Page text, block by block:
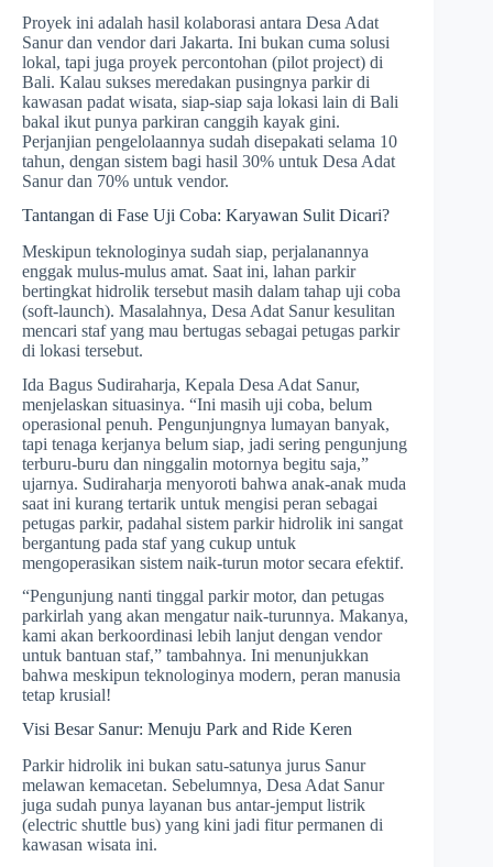
Proyek ini adalah hasil kolaborasi antara Desa Adat
Sanur dan vendor dari Jakarta. Ini bukan cuma solusi
lokal, tapi juga proyek percontohan (pilot project) di
Bali. Kalau sukses meredakan pusingnya parkir di
kawasan padat wisata, siap-siap saja lokasi lain di Bali
bakal ikut punya parkiran canggih kayak gini.
Perjanjian pengelolaannya sudah disepakati selama 10
tahun, dengan sistem bagi hasil 30% untuk Desa Adat
Sanur dan 70% untuk vendor.
Tantangan di Fase Uji Coba: Karyawan Sulit Dicari?
Meskipun teknologinya sudah siap, perjalanannya
enggak mulus-mulus amat. Saat ini, lahan parkir
bertingkat hidrolik tersebut masih dalam tahap uji coba
(soft-launch). Masalahnya, Desa Adat Sanur kesulitan
mencari staf yang mau bertugas sebagai petugas parkir
di lokasi tersebut.
Ida Bagus Sudiraharja, Kepala Desa Adat Sanur,
menjelaskan situasinya. “Ini masih uji coba, belum
operasional penuh. Pengunjungnya lumayan banyak,
tapi tenaga kerjanya belum siap, jadi sering pengunjung
terburu-buru dan ninggalin motornya begitu saja,”
ujarnya. Sudiraharja menyoroti bahwa anak-anak muda
saat ini kurang tertarik untuk mengisi peran sebagai
petugas parkir, padahal sistem parkir hidrolik ini sangat
bergantung pada staf yang cukup untuk
mengoperasikan sistem naik-turun motor secara efektif.
“Pengunjung nanti tinggal parkir motor, dan petugas
parkirlah yang akan mengatur naik-turunnya. Makanya,
kami akan berkoordinasi lebih lanjut dengan vendor
untuk bantuan staf,” tambahnya. Ini menunjukkan
bahwa meskipun teknologinya modern, peran manusia
tetap krusial!
Visi Besar Sanur: Menuju Park and Ride Keren
Parkir hidrolik ini bukan satu-satunya jurus Sanur
melawan kemacetan. Sebelumnya, Desa Adat Sanur
juga sudah punya layanan bus antar-jemput listrik
(electric shuttle bus) yang kini jadi fitur permanen di
kawasan wisata ini.